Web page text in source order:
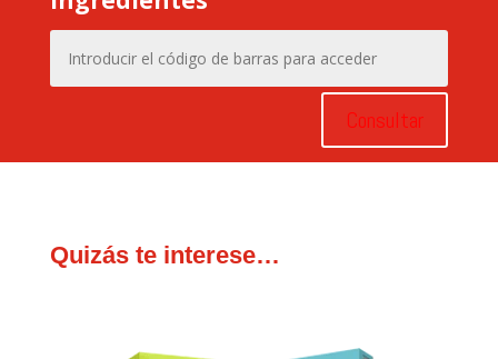
Consultar
Quizás te interese…